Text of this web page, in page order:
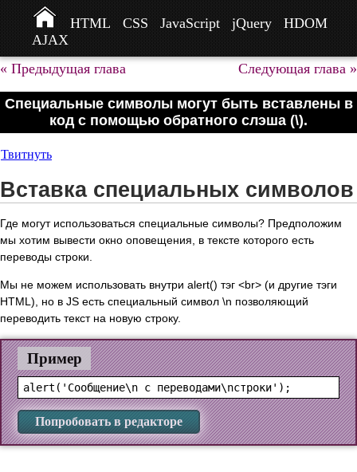
HTML CSS JavaScript jQuery
HDOM
AJAX
« Предыдущая глава
Следующая глава »
Специальные символы могут быть вставлены в
код с помощью обратного слэша (\).
Твитнуть
Вставка специальных символов
Где могут использоваться специальные символы? Предположим
мы хотим вывести окно оповещения, в тексте которого есть
переводы строки.
Мы не можем использовать внутри alert() тэг <br> (и другие тэги
HTML), но в JS есть специальный символ \n позволяющий
переводить текст на новую строку.
Пример
Попробовать в редакторе